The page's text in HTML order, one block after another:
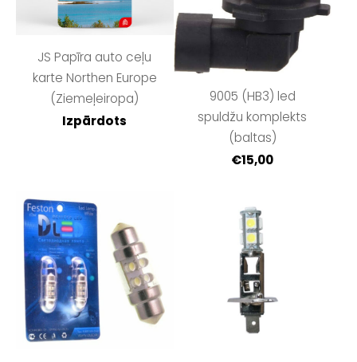
JS Papīra auto ceļu
karte Northen Europe
(Ziemeļeiropa)
Izpārdots
9005 (HB3) led
spuldžu komplekts
(baltas)
€15,00